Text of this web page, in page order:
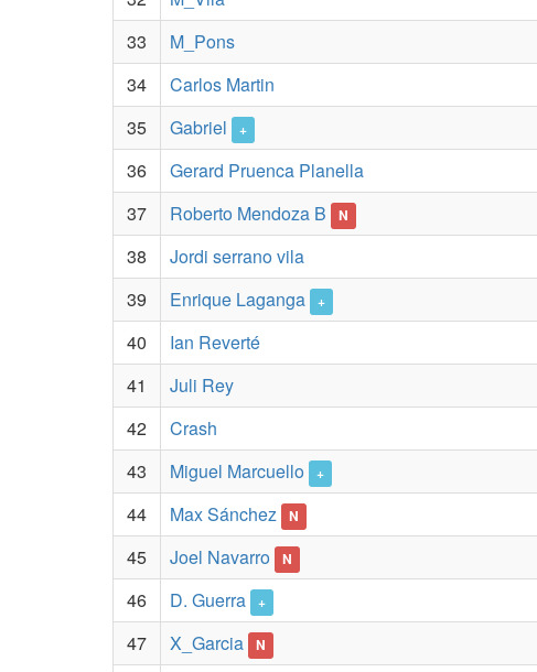
33
M_Pons
34
Carlos Martin
35
Gabriel +
36
Gerard Pruenca Planella
37
Roberto Mendoza B N
38
Jordi serrano vila
39
Enrique Laganga +
40
Ian Reverté
41
Juli Rey
42
Crash
43
Miguel Marcuello +
44
Max Sánchez N
45
Joel Navarro N
46
D. Guerra +
47
X_Garcia N